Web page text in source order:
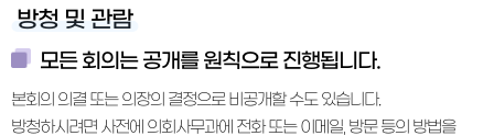
방청 및 관람
모든 회의는 공개를 원칙으로 진행됩니다.
본회의 의결 또는 의장의 결정으로 비공개할 수도 있습니다.
방청하시려면 사전에 의회사무과에 전화 또는 이메일, 방문 등의 방법을